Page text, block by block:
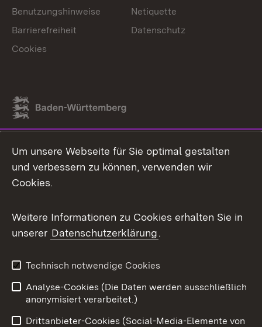
Link zum Landesportal
Benutzungshinweise
Netiquette
Barrierefreiheit
Datenschutz
Cookies
Um unsere Webseite für Sie optimal gestalten
und verbessern zu können, verwenden wir
Cookies.
Weitere Informationen zu Cookies erhalten Sie in
unserer Datenschutzerklärung.
Technisch notwendige Cookies
Analyse-Cookies (Die Daten werden ausschließlich
anonymisiert verarbeitet.)
Drittanbieter-Cookies (Social-Media-Elemente von